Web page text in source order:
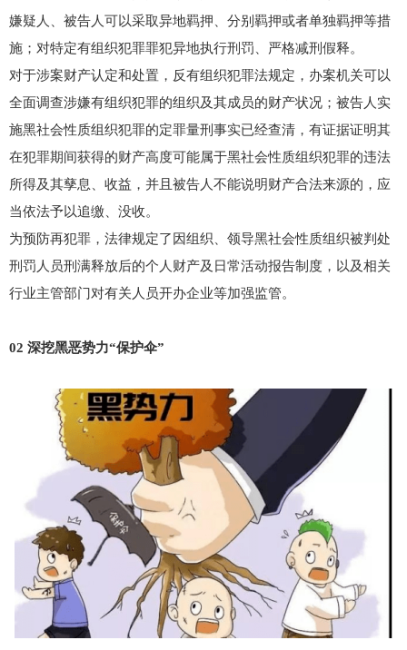
嫌疑人、被告人可以采取异地羁押、分别羁押或者单独羁押等措
施；对特定有组织犯罪罪犯异地执行刑罚、严格减刑假释。
对于涉案财产认定和处置，反有组织犯罪法规定，办案机关可以
全面调查涉嫌有组织犯罪的组织及其成员的财产状况；被告人实
施黑社会性质组织犯罪的定罪量刑事实已经查清，有证据证明其
在犯罪期间获得的财产高度可能属于黑社会性质组织犯罪的违法
所得及其孳息、收益，并且被告人不能说明财产合法来源的，应
当依法予以追缴、没收。
为预防再犯罪，法律规定了因组织、领导黑社会性质组织被判处
刑罚人员刑满释放后的个人财产及日常活动报告制度，以及相关
行业主管部门对有关人员开办企业等加强监管。
02 深挖黑恶势力“保护伞”